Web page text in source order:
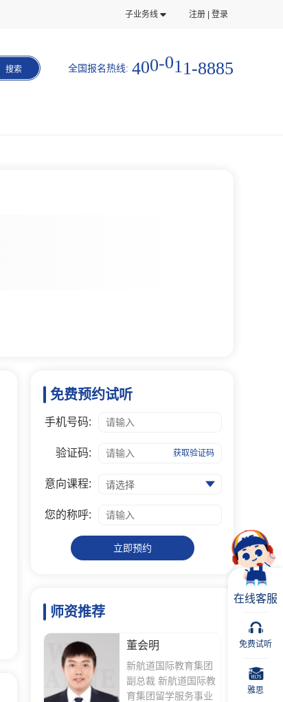
子业务线 注册 | 登录
搜索 全国报名热线: 400-011 -8885
免费预约试听
手机号码:
验证码: 获取验证码
意向课程: 请选择
您的称呼:
立即预约
师资推荐
董会明
新航道国际教育集团
副总裁 新航道国际教
育集团留学服务事业
在线客服
免费试听
雅思